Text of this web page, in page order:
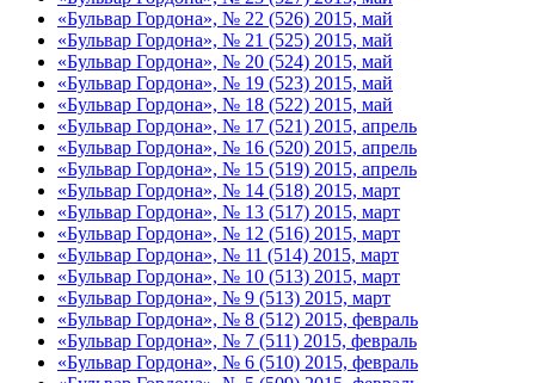
«Бульвар Гордона», № 22 (526) 2015, май
«Бульвар Гордона», № 21 (525) 2015, май
«Бульвар Гордона», № 20 (524) 2015, май
«Бульвар Гордона», № 19 (523) 2015, май
«Бульвар Гордона», № 18 (522) 2015, май
«Бульвар Гордона», № 17 (521) 2015, апрель
«Бульвар Гордона», № 16 (520) 2015, апрель
«Бульвар Гордона», № 15 (519) 2015, апрель
«Бульвар Гордона», № 14 (518) 2015, март
«Бульвар Гордона», № 13 (517) 2015, март
«Бульвар Гордона», № 12 (516) 2015, март
«Бульвар Гордона», № 11 (514) 2015, март
«Бульвар Гордона», № 10 (513) 2015, март
«Бульвар Гордона», № 9 (513) 2015, март
«Бульвар Гордона», № 8 (512) 2015, февраль
«Бульвар Гордона», № 7 (511) 2015, февраль
«Бульвар Гордона», № 6 (510) 2015, февраль